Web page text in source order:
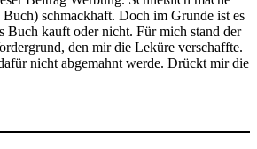
Buch) schmackhaft. Doch im Grunde ist es
Buch kauft oder nicht. Für mich stand der
den mir die Leküre verschaffte.
nicht abgemahnt werde. Drückt mir die